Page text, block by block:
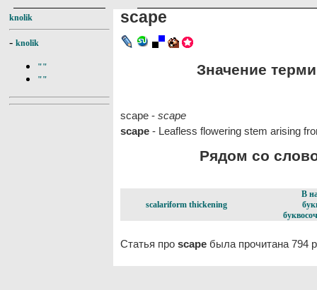
knolik
- knolik
""
""
scape
Значение
scape - scape
scape - Leafless flowering stem arising
Рядом со
scalariform thickening
В
Статья про scape была прочитана 794